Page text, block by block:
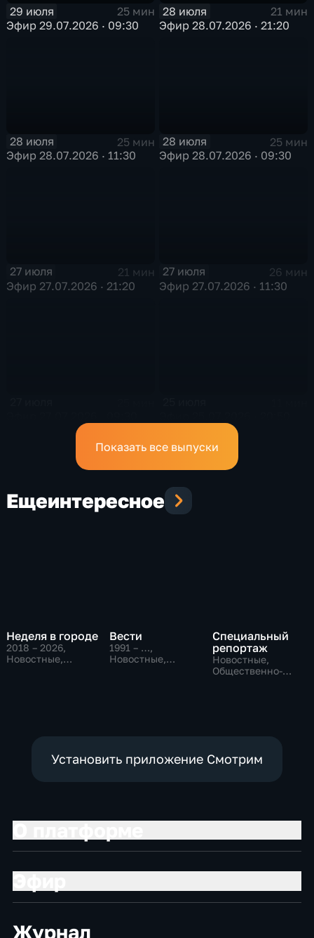
29 июля
25 мин
Эфир 29.07.2026 · 09:30
28 июля
21 мин
Эфир 28.07.2026 · 21:20
28 июля
25 мин
Эфир 28.07.2026 · 11:30
28 июля
25 мин
Эфир 28.07.2026 · 09:30
27 июля
21 мин
Эфир 27.07.2026 · 21:20
27 июля
26 мин
Эфир 27.07.2026 · 11:30
Показать все выпуски
Ещеинтересное
Неделя в городе
2018 – 2026,
Новостные,
Вести
1991 – …,
Новостные,
Специальный
репортаж
Новостные,
Общественно-
Установить приложение Смотрим
Журнал